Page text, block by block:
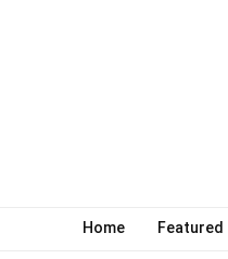
Home Featured